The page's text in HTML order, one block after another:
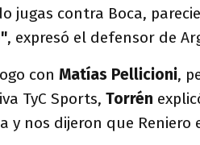
jugas contra Boca,
, expresó el defensor de
con Matías Pellicioni,
TyC Sports, Torrén
y nos dijeron que Reniero